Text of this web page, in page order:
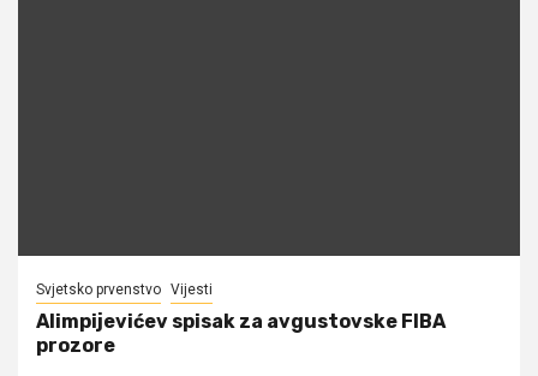
Svjetsko prvenstvo Vijesti
Alimpijevićev spisak za avgustovske FIBA
prozore